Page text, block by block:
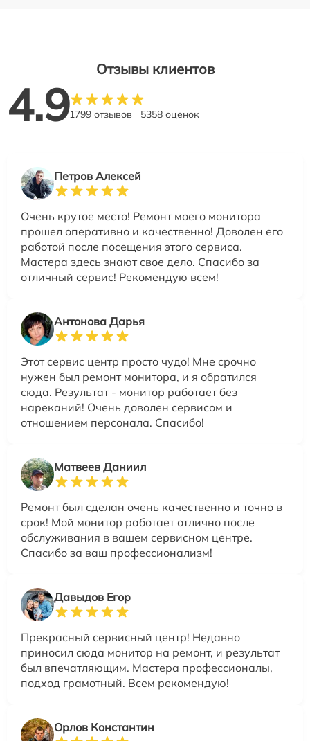
Отзывы клиентов
4.91799 отзывов 5358 оценок
Петров Алексей
Очень крутое место! Ремонт моего монитора
прошел оперативно и качественно! Доволен его
работой после посещения этого сервиса.
Мастера здесь знают свое дело. Спасибо за
отличный сервис! Рекомендую всем!
Антонова Дарья
Этот сервис центр просто чудо! Мне срочно
нужен был ремонт монитора, и я обратился
сюда. Результат - монитор работает без
нареканий! Очень доволен сервисом и
отношением персонала. Спасибо!
Матвеев Даниил
Ремонт был сделан очень качественно и точно в
срок! Мой монитор работает отлично после
обслуживания в вашем сервисном центре.
Спасибо за ваш профессионализм!
Давыдов Егор
Прекрасный сервисный центр! Недавно
приносил сюда монитор на ремонт, и результат
был впечатляющим. Мастера профессионалы,
подход грамотный. Всем рекомендую!
Орлов Константин